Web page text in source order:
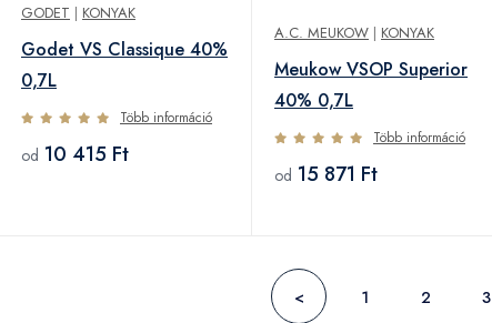
GODET | KONYAK
Godet VS Classique 40%
0,7L
Több információ
od 10 415 Ft
A.C. MEUKOW | KONYAK
Meukow VSOP Superior
40% 0,7L
Több információ
od 15 871 Ft
< 1 2 3